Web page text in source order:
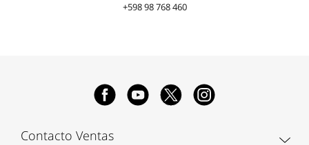
+598 98 768 460
Contacto Ventas